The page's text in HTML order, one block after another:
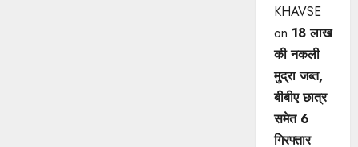
KHAVSE
on 18 लाख
की नकली
मुद्रा जब्त,
बीबीए छात्र
समेत 6
गिरफ्तार